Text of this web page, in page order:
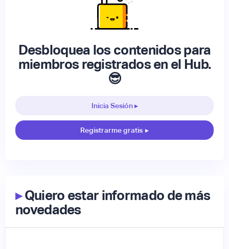
Desbloquea los contenidos para
miembros registrados en el Hub.
😎
Inicia Sesión ▸
Registrarme gratis ▸
▸Quiero estar informado de más
novedades